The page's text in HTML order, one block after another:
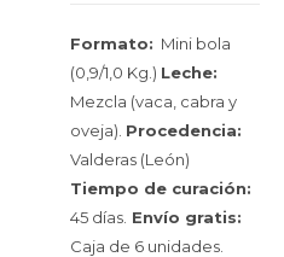
Formato: Mini bola
(0,9/1,0 Kg.) Leche:
Mezcla (vaca, cabra y
oveja). Procedencia:
Valderas (León)
Tiempo de curación:
45 días. Envío gratis:
Caja de 6 unidades.